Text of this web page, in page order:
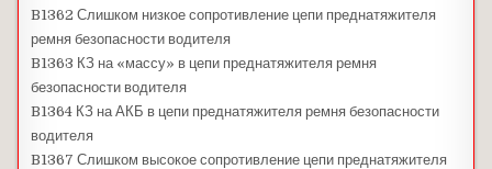
B1362 Слишком низкое сопротивление цепи преднатяжителя
ремня безопасности водителя
B1363 КЗ на «массу» в цепи преднатяжителя ремня
безопасности водителя
B1364 КЗ на АКБ в цепи преднатяжителя ремня безопасности
водителя
B1367 Слишком высокое сопротивление цепи преднатяжителя